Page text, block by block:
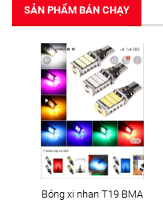
SẢN PHẨM BÁN CHẠY
Bóng xi nhan T19 BMA